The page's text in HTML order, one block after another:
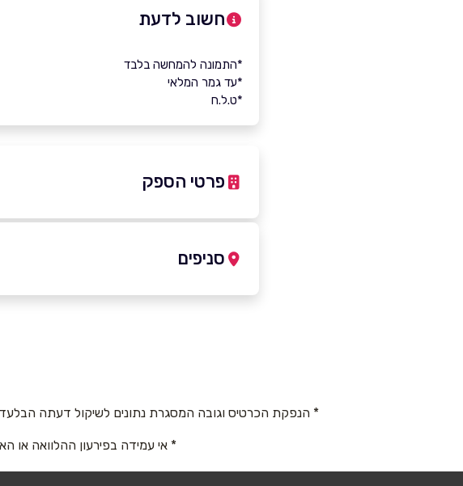
חשוב לדעת
*התמונה להמחשה בלבד
*עד גמר המלאי
*ט.ל.ח
פרטי הספק
נושא*
אנא חזרו אלי בקשר ל...
סניפים
* הנפקת הכרטיס וגובה המסגרת נתונים לשיקול דעתה
* אי עמידה בפירעון ההלוואה או